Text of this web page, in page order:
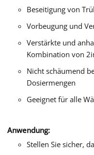
Beseitigung von
Vorbeugung und
Verstärkte und
Kombination von
Nicht schäumend
Dosiermengen
Geeignet für alle
Anwendung:
Stellen Sie sicher,